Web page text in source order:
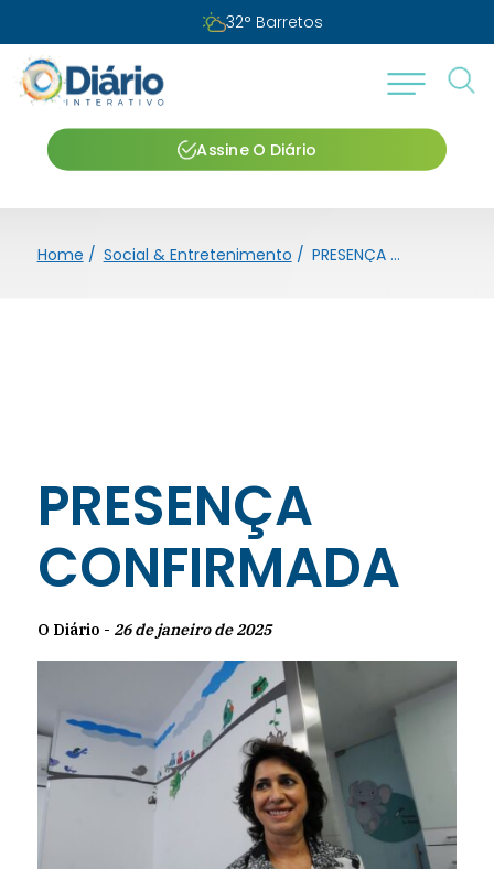
32° Barretos
Assine O Diário
Home / Social & Entretenimento / PRESENÇA CONFIRMADA
PRESENÇA
CONFIRMADA
O Diário - 26 de janeiro de 2025